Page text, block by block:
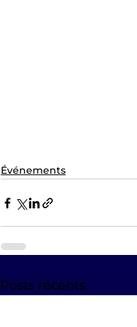
Événements
Posts récents